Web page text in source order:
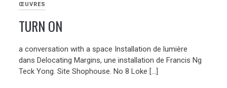
ŒUVRES
TURN ON
a conversation with a space Installation de lumière
dans Delocating Margins, une installation de Francis Ng
Teck Yong. Site Shophouse. No 8 Loke […]